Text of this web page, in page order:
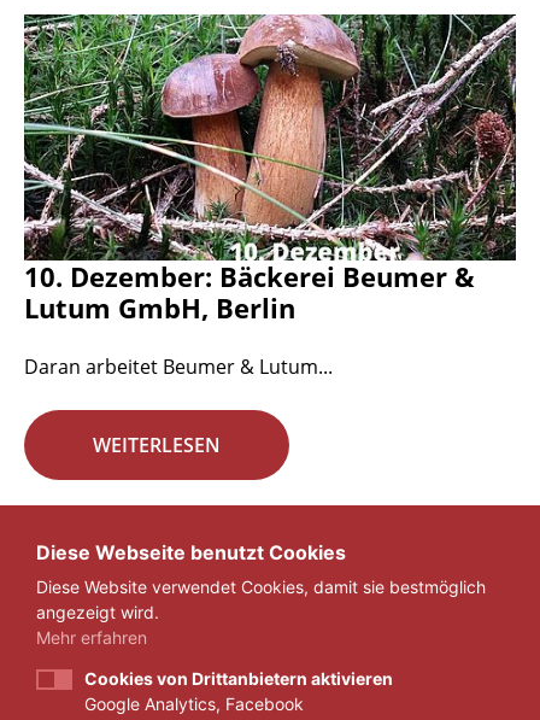
10. Dezember: Bäckerei Beumer &
Lutum GmbH, Berlin
Daran arbeitet Beumer & Lutum...
WEITERLESEN
« 1 ... 16 17 18 ... 29 »
Diese Webseite benutzt Cookies
Diese Website verwendet Cookies, damit sie bestmöglich
angezeigt wird.
Mehr erfahren
Cookies von Drittanbietern aktivieren
Google Analytics, Facebook